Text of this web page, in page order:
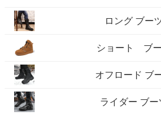
ロング ブー
ショート ブ
オフロード ブ
ライダー ブー